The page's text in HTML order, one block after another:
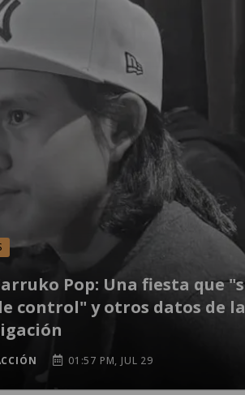
Pop: Una fiesta que
control" y otros datos de la
01:57 PM, JUL 29